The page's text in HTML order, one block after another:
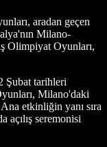
aradan geçen
Milano-
Olimpiyat Oyunları,
Şubat tarihleri
Milano'daki
etkinliğin yanı sıra
açılış seremonisi